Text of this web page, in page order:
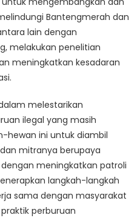
Bantengmerah dan
lain dengan
melakukan penelitian
meningkatkan kesadaran
melestarikan
ilegal yang masih
hewan ini untuk diambil
mitranya berupaya
meningkatkan patroli
langkah-langkah
sama dengan masyarakat
perburuan